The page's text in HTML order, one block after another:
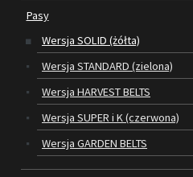
WAŁY
SILNIKI ELEKTRYCZNE
PIŁY TARCZOWE
OUTLET
Pasy
Wersja SOLID (żółta)
Wersja STANDARD (zielona)
Wersja HARVEST BELTS
Wersja SUPER i K (czerwona)
Wersja GARDEN BELTS